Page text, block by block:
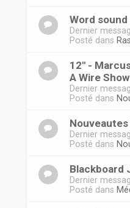
Word
Dernier
Posté dans
12'' -
A Wire
Dernier
Posté dans
Nouveautes
Dernier
Posté dans
Blackboard
Dernier
Posté dans